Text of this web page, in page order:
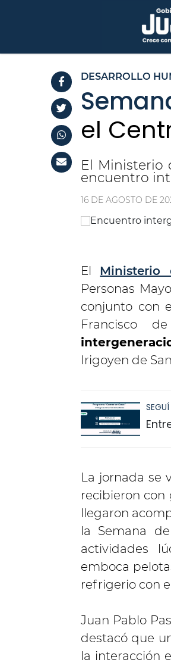
DESARROLLO
el
El Ministerio
encuentro
16 DE AGOSTO DE
El Ministerio
Personas
conjunto con
Francisco
Irigoyen de
La jornada se
recibieron con
llegaron
la Semana
actividades
emboca
refrigerio con
Juan Pablo
destacó que
la interacción